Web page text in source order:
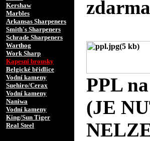
Kershaw
Marbles
Arkansas Sharpeners
Smith's Sharpeners
Schrade Sharpeners
Warthog
Work Sharp
Kapesní brousky
Belgické břidlice
Vodní kameny
Suehiro/Cerax
Vodní kameny
Naniwa
Vodní kameny
King/Sun Tiger
Real Steel
PPL
(JE